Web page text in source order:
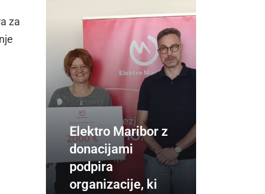
za
Elektro Maribor z
donacijami
podpira
organizacije, ki